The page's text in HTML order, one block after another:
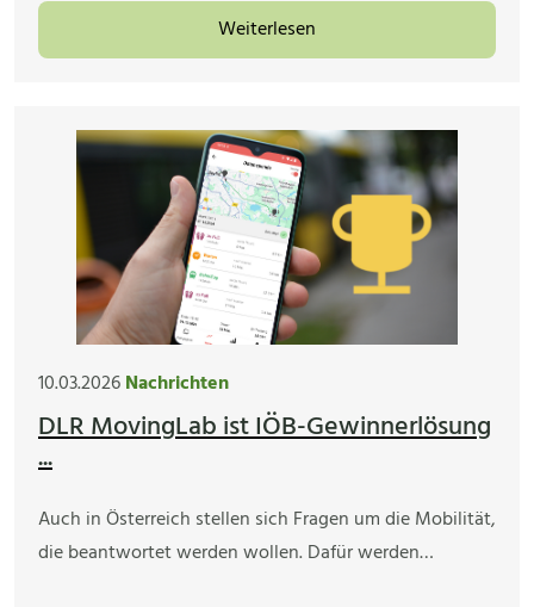
Weiterlesen
10.03.2026Nachrichten
DLR MovingLab ist IÖB-Gewinnerlösung
...
Auch in Österreich stellen sich Fragen um die Mobilität,
die beantwortet werden wollen. Dafür werden…